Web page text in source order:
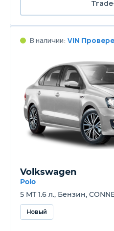
В наличии: VIN
Volkswagen
Polo
5 MT 1.6 л., Бензин,
Новый